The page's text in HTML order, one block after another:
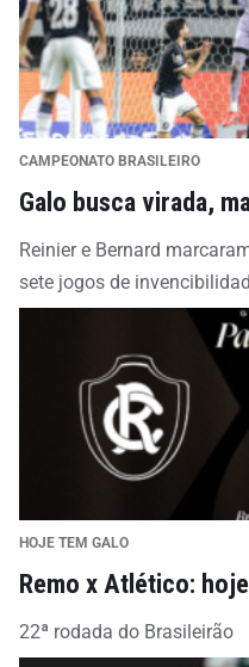
CAMPEONATO BRASILEIRO
Galo busca virada,
Reinier e Bernard
sete jogos de
HOJE TEM GALO
Remo x Atlético:
22ª rodada do Brasileirão